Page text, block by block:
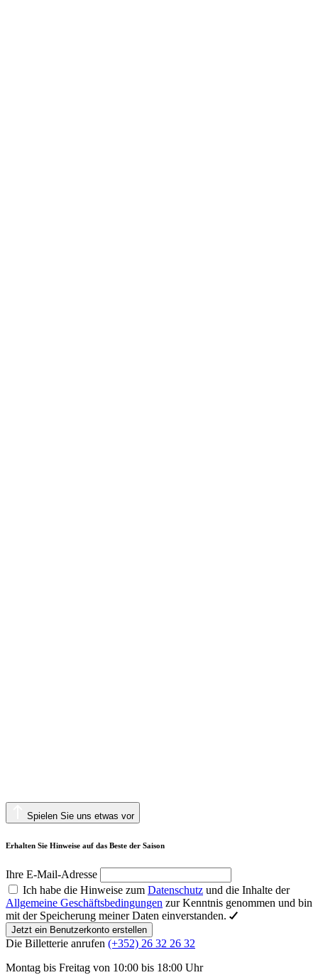
Spielen Sie uns etwas vor
Erhalten Sie Hinweise auf das Beste der Saison
Ihre E-Mail-Adresse
Ich habe die Hinweise zum Datenschutz und die Inhalte der
Allgemeine Geschäftsbedingungen zur Kenntnis genommen und bin
mit der Speicherung meiner Daten einverstanden.
Jetzt ein Benutzerkonto erstellen
Die Billetterie anrufen (+352) 26 32 26 32
Montag bis Freitag von 10:00 bis 18:00 Uhr